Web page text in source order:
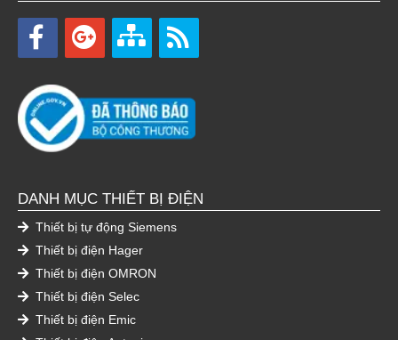
DANH MỤC THIẾT BỊ ĐIỆN
Thiết bị tự động Siemens
Thiết bị điện Hager
Thiết bị điện OMRON
Thiết bị điện Selec
Thiết bị điện Emic